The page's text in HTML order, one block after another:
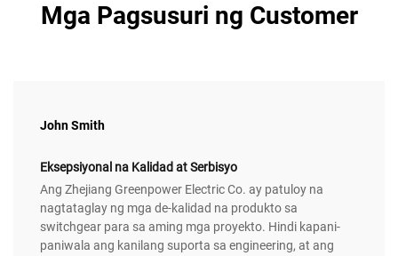
Mga Pagsusuri ng Customer
John Smith
Eksepsiyonal na Kalidad at Serbisyo
Ang Zhejiang Greenpower Electric Co. ay patuloy na
nagtataglay ng mga de-kalidad na produkto sa
switchgear para sa aming mga proyekto. Hindi kapani-
paniwala ang kanilang suporta sa engineering, at ang